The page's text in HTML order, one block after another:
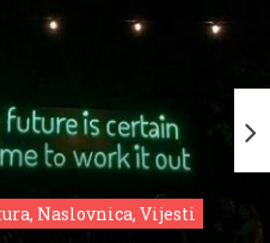
Naslovnica, Vijesti